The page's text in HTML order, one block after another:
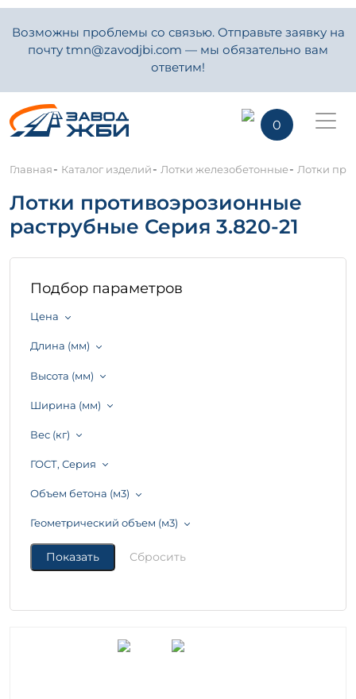
Возможны проблемы со связью. Отправьте заявку на
почту tmn@zavodjbi.com — мы обязательно вам
ответим!
0
Главная- Каталог изделий- Лотки железобетонные- Лотки
Лотки противоэрозионные
раструбные Серия 3.820-21
Подбор параметров
Цена
Длина (мм)
Высота (мм)
Ширина (мм)
Вес (кг)
ГОСТ, Серия
Объем бетона (м3)
Геометрический объем (м3)